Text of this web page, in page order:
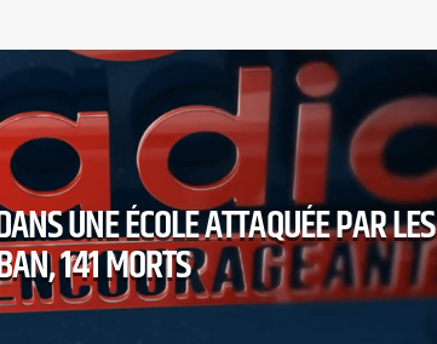
UNE ÉCOLE ATTAQUÉE PAR LES
141 MORTS